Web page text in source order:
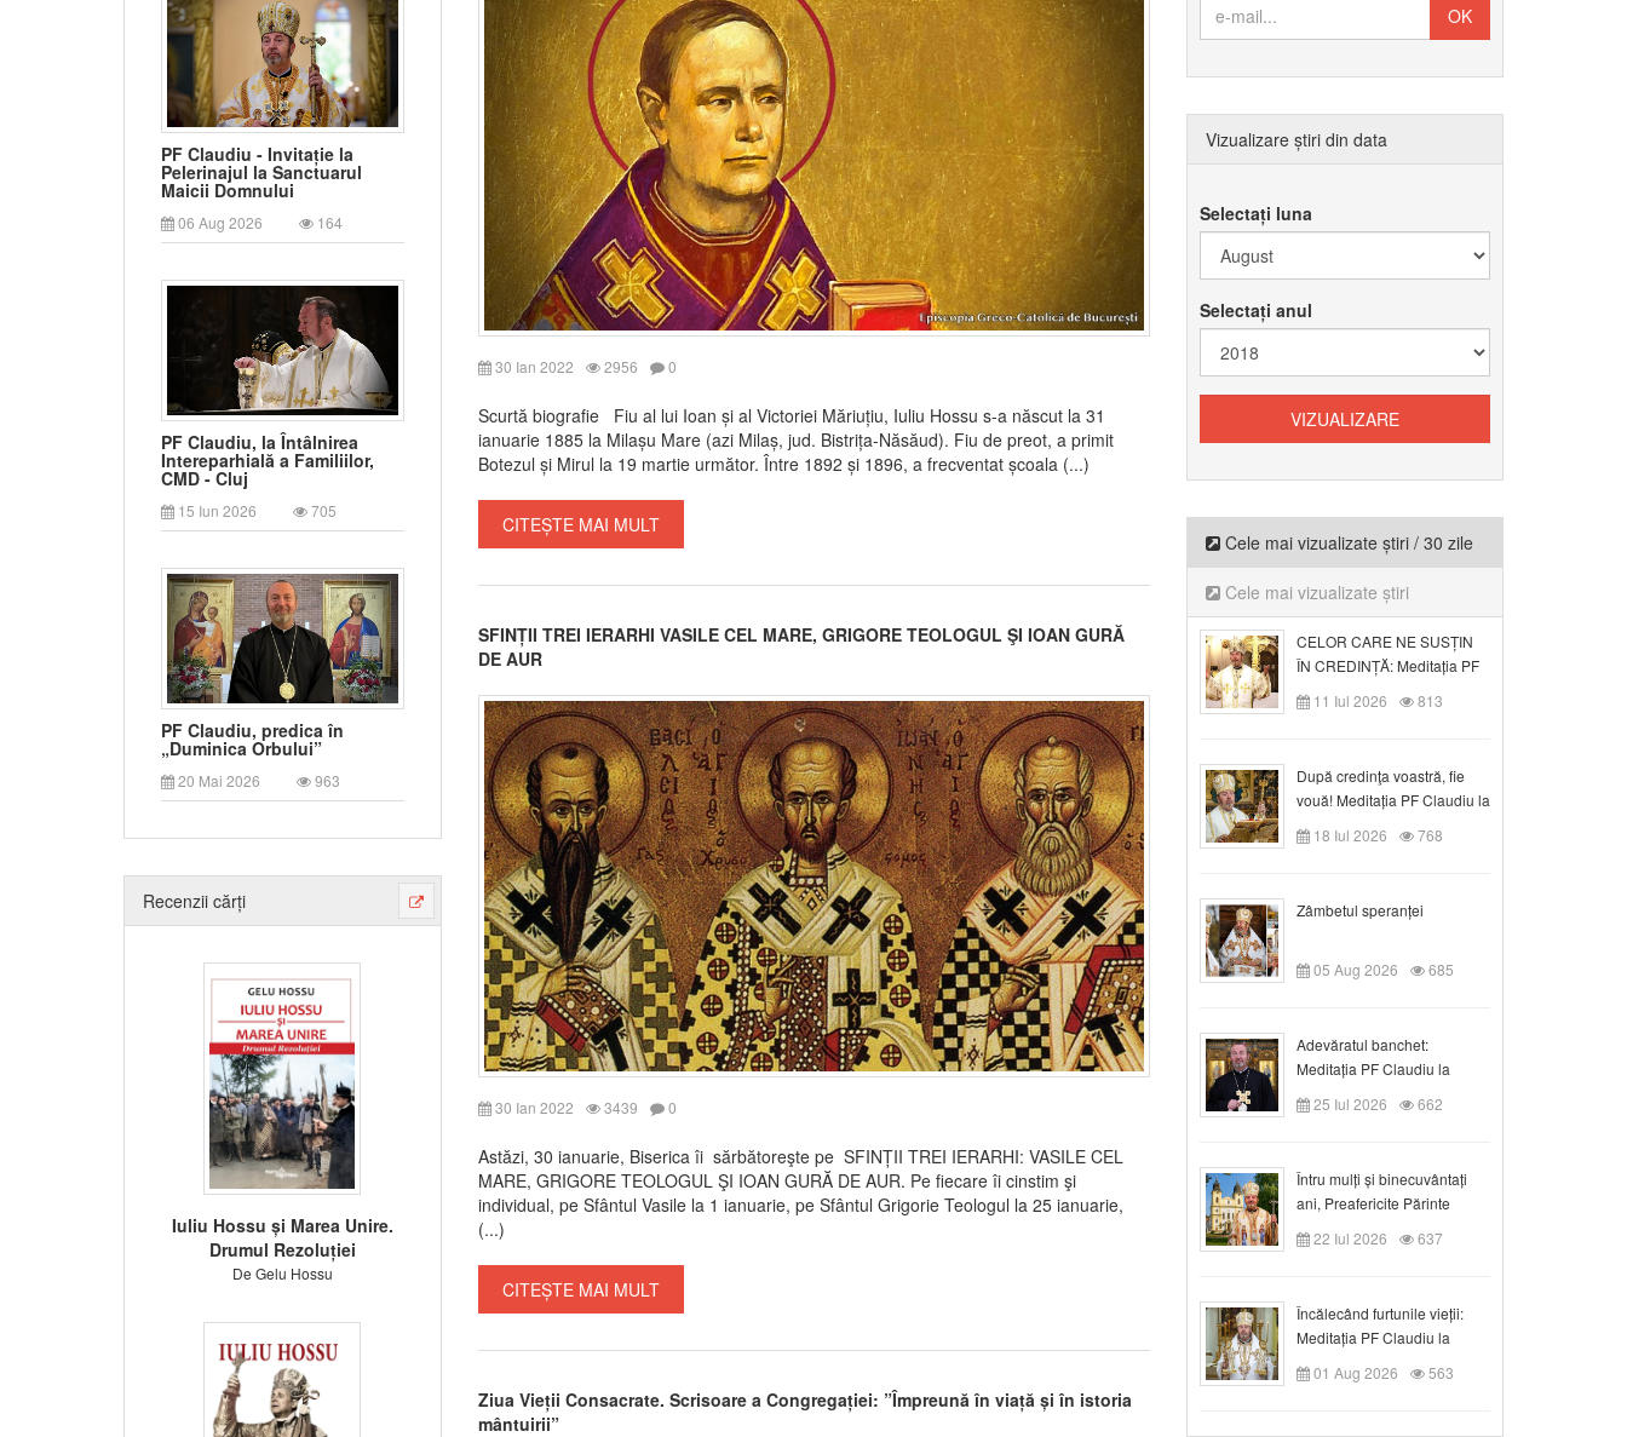
PF Claudiu - Invitație la
Pelerinajul la Sanctuarul
Maicii Domnului
06 Aug 2026 164
PF Claudiu, la Întâlnirea
Intereparhială a Familiilor,
CMD - Cluj
15 Iun 2026 705
PF Claudiu, predica în
„Duminica Orbului”
20 Mai 2026 963
Recenzii cărți
Iuliu Hossu și Marea Unire.
Drumul Rezoluției
De Gelu Hossu
30 Ian 2022 2956 0
Scurtă biografie Fiu al lui Ioan și al Victoriei Măriuțiu, Iuliu Hossu s-a născut la 31
ianuarie 1885 la Milașu Mare (azi Milaș, jud. Bistrița-Năsăud). Fiu de preot, a primit
Botezul și Mirul la 19 martie următor. Între 1892 și 1896, a frecventat școala (...)
CITEȘTE MAI MULT
SFINȚII TREI IERARHI VASILE CEL MARE, GRIGORE TEOLOGUL ŞI IOAN GURĂ
DE AUR
30 Ian 2022 3439 0
Astăzi, 30 ianuarie, Biserica îi sărbătoreşte pe SFINȚII TREI IERARHI: VASILE CEL
MARE, GRIGORE TEOLOGUL ŞI IOAN GURĂ DE AUR. Pe fiecare îi cinstim şi
individual, pe Sfântul Vasile la 1 ianuarie, pe Sfântul Grigorie Teologul la 25 ianuarie,
(...)
CITEȘTE MAI MULT
Ziua Vieții Consacrate. Scrisoare a Congregației: ”Împreună în viață și în istoria
mântuirii”
Vizualizare știri din data
Selectați luna
Selectați anul
Cele mai vizualizate știri / 30 zile
Cele mai vizualizate știri
CELOR CARE NE SUSȚIN
ÎN CREDINȚĂ: Meditația PF
Claudiu la Duminica a VI-a
după Rusalii
11 Iul 2026 813
După credinţa voastră, fie
vouă! Meditația PF Claudiu la
duminica a VII-a după Rusalii
18 Iul 2026 768
Zâmbetul speranței
05 Aug 2026 685
Adevăratul banchet:
Meditația PF Claudiu la
Duminica a VIII-a după
Rusalii
25 Iul 2026 662
Întru mulți și binecuvântați
ani, Preafericite Părinte
Claudiu!
22 Iul 2026 637
Încălecând furtunile vieții:
Meditația PF Claudiu la
Duminica a IX-a după Rusalii
01 Aug 2026 563